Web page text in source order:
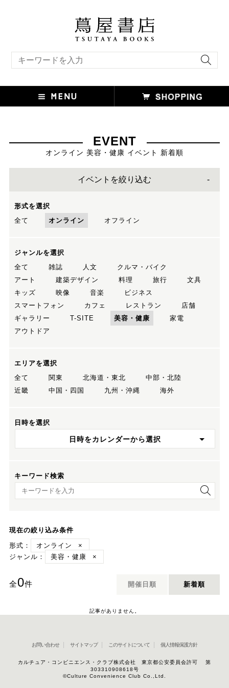
EVENT
オンライン 美容・健康 イベント 新着順
イベントを絞り込む
形式を選択
全て
オンライン オフライン
ジャンルを選択
全て
雑誌 人文
クルマ・バイク
アート
建築デザイン 料理 旅行
文具
キッズ
映像 音楽
ビジネス
スマートフォン
カフェ レストラン
店舗
ギャラリー
T-SITE 美容・健康
家電
アウトドア
エリアを選択
全て
関東 北海道・東北
中部・北陸
近畿
中国・四国 九州・沖縄 海外
日時を選択
日時をカレンダーから選択
キーワード検索
キーワード検索
現在の絞り込み条件
形式：
オンライン
×
ジャンル：
美容・健康 ×
全0件 開催日順 新着順
記事がありません。
お問い合わせ サイトマップ このサイトについて 個人情報保護方針
カルチュア・コンビニエンス・クラブ株式会社 東京都公安委員会許可 第
303310908618号
©Culture Convenience Club Co.,Ltd.